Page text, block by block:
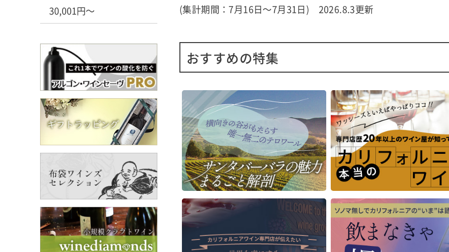
30,001円～
ォルニアワインの歴史への敬意を込
めて造られた一本です！
最も古いワイン産地に位置する一流
畑から収穫されたもので、なかには
樹齢100年を超える区画も含まれてい
■生産者のコメント
ラズベリー、チェリー、クランベリ
ーの香りに、ドライハーブや花のニ
ュアンスが調和して広がります。口
に含むと、凝縮した赤い果実味にス
パイスやリコリスの風味が重なり、
繊細なタンニンに支えられたジュー
シーな味わいが感じられます。余韻
は長く、シルキーで、豊かな風味が
持続します。
カリフォルニア州のアマドール郡
(50％)、エルドラド郡(25％)、レイク
ン・クリマの最高峰に位置づ
■生産者のコメント
です。
明るい赤系果実がまず前面に
キャンディのようなクランベ
ホワイトペッパー、ジャスミ
のニュアンスが続きます。空
れると、苔やナツメグを思わ
落ち着いた香りが現れ、土っ
みを演出します。
味わいは、赤い果実の風味に
ストしたカカオやバニラ・カ
ドのような、まろやかさが重
ジューシーな酸味ときめ細や
ンニンが美しく調和していま
(集計期間：7月16日～7月31日) 2026.8.3更新
おすすめの特集